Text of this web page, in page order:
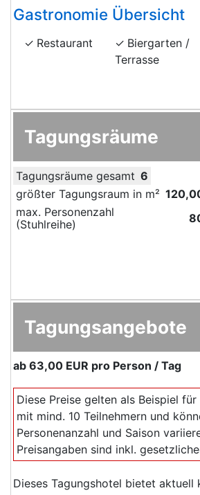
Gastronomie Übersicht
Restaurant
Biergarten /
Terrasse
Tagungsräume
Tagungsräume gesamt 6
größter Tagungsraum in m²
max. Personenzahl
(Stuhlreihe)
Tagungsangebote
ab 63,00 EUR pro Person / Tag
Diese Preise gelten als Beispiel für
mit mind. 10 Teilnehmern und
Personenanzahl und Saison
Preisangaben sind inkl.
Dieses Tagungshotel bietet aktuell